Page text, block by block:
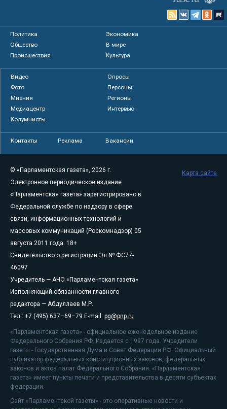
Политика
Экономика
Общество
В мире
Происшествия
Культура
Видео
Опросы
Фото
Персоны
Мнения
Регионы
Медиацентр
Интервью
Колумнисты
Контакты Реклама Вакансии
© «Парламентская газета», 2026 г.
Электронное периодическое издание
«Парламентская газета» зарегистрировано в
Федеральной службе по надзору в сфере
связи, информационных технологий и
массовых коммуникаций (Роскомнадзор) 05
августа 2011 года. 18+
Свидетельство о регистрации Эл № ФС77-
46097
Учредитель — АНО «Парламентская газета»
Исполняющий обязанности главного
редактора — Абдуллаев М.Р.
Тел.: +7 (495) 637–69–79 E-mail: pg@pnp.ru
«Парламентская газета» - официальное еженедельное издание
Федерального Собрания РФ. Издается с 1997 года. Учредители
газеты - Государственная Дума и Совет Федерации РФ. Официальный
публикатор федеральных конституционных законов, федеральных
законов и актов палат Федерального Собрания. «Парламентская
газета» имеет пункты печати и представительства в десяти субъектах
федерации.
Сайт «Парламентской газеты» - это оперативные новости и
Карта сайта